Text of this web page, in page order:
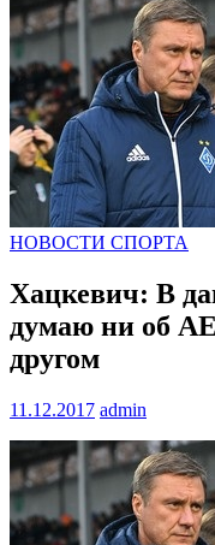
НОВОСТИ СПОРТА
Хацкевич: В
думаю ни об
другом
11.12.2017 admin